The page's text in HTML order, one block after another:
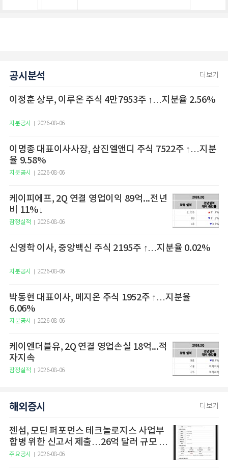
공시분석 더보기
이정훈 상무, 이루온 주식 4만7953주 ↑…지분율 2.56%
지분공시 2026-08-06
이명종 대표이사사장, 삼진엘앤디 주식 7522주 ↑…지분
율 9.58%
지분공시 2026-08-06
케이피에프, 2Q 연결 영업이익 89억...전년
비 11%↓
잠정실적 2026-08-06
신영학 이사, 중앙백신 주식 2195주 ↑…지분율 0.02%
지분공시 2026-08-06
박동현 대표이사, 메지온 주식 1952주 ↑…지분율
6.06%
지분공시 2026-08-06
케이엔더블유, 2Q 연결 영업손실 18억...적
자지속
잠정실적 2026-08-06
해외증시 더보기
젠섬, 모딘 퍼포먼스 테크놀로지스 사업부
합병 위한 신고서 제출…26억 달러 규모 시
너지 기대
주요공시 2026-08-06